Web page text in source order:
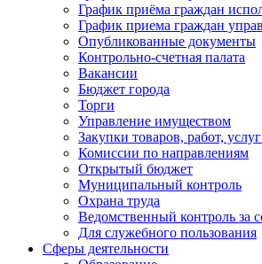
График приёма граждан
График приема граждан
Опубликованные документы
Контрольно-счетная палата
Вакансии
Бюджет города
Торги
Управление имуществом
Закупки товаров, работ,
Комиссии по направлениям
Открытый бюджет
Муниципальный контроль
Охрана труда
Ведомственный контроль за
Для служебного пользования
Сферы деятельности